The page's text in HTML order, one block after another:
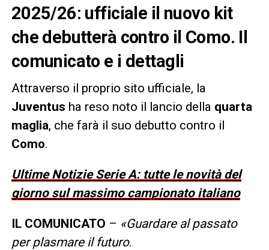
2025/26: ufficiale il nuovo kit
che debutterà contro il Como. Il
comunicato e i dettagli
Attraverso il proprio sito ufficiale, la
Juventus ha reso noto il lancio della quarta
maglia, che farà il suo debutto contro il
Como.
Ultime Notizie Serie A: tutte le novità del
giorno sul massimo campionato italiano
IL COMUNICATO – «Guardare al passato
per plasmare il futuro.